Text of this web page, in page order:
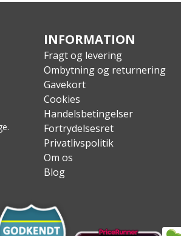
godkendt.
INFORMATION
Fragt og levering
Ombytning og returnering
Gavekort
Cookies
Handelsbetingelser
Fortrydelsesret
Privatlivspolitik
Om os
Blog